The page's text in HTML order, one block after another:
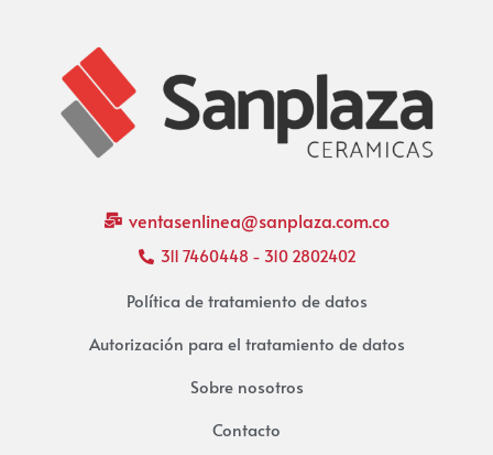
ventasenlinea@sanplaza.com.co
311 7460448 - 310 2802402
Política de tratamiento de datos
Autorización para el tratamiento de datos
Sobre nosotros
Contacto